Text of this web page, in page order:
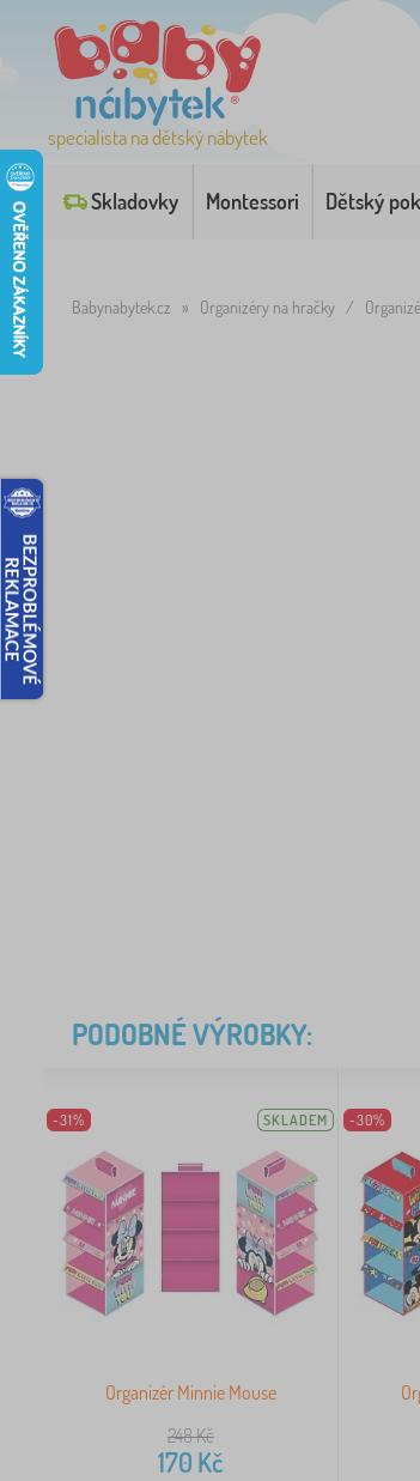
specialista na dětský nábytek
Skladovky Montessori Dětský
Babynabytek.cz » Organizéry na hračky /
PODOBNÉ VÝROBKY:
-31% SKLADEM
Organizér Minnie Mouse
248Kč
170 Kč
-30%